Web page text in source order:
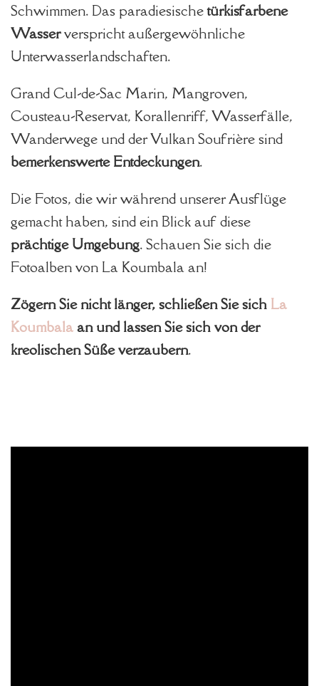
Schwimmen. Das paradiesischetürkisfarbene
Wasserverspricht außergewöhnliche
Unterwasserlandschaften.
Grand Cul-de-Sac Marin, Mangroven,
Cousteau-Reservat, Korallenriff, Wasserfälle,
Wanderwege und der Vulkan Soufrière sind
bemerkenswerte Entdeckungen.
Die Fotos, die wir während unserer Ausflüge
gemacht haben, sind ein Blick auf diese
prächtige Umgebung. Schauen Sie sich die
Fotoalben von La Koumbala an!
Zögern Sie nicht länger, schließen Sie sich La
Koumbalaan und lassen Sie sich von der
kreolischen Süße verzaubern.